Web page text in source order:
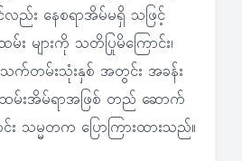
လည်း နေစရာအိမ်မရှိ သဖြင့်
များကို သတိပြုမိကြောင်း၊
က်တမ်းသုံးနှစ် အတွင်း အခန်း
ထမ်းအိမ်ရာအဖြစ် တည် ဆောက်
င်း သမ္မတက ပြောကြားထားသည်။